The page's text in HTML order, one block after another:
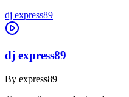
dj express89
dj express89
By express89